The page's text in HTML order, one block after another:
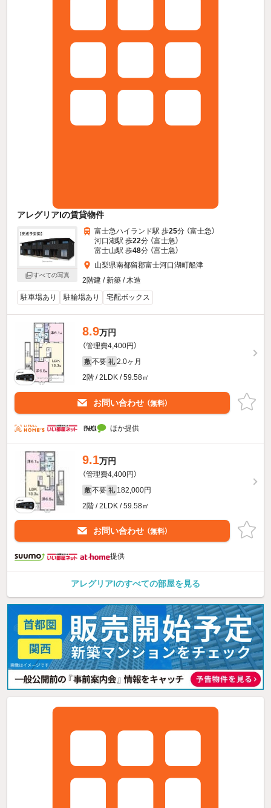
アレグリアIの賃貸物件
すべての写真
富士急ハイランド駅 歩25分 （富士急）
河口湖駅 歩22分 （富士急）
富士山駅 歩48分 （富士急）
山梨県南都留郡富士河口湖町船津
2階建 / 新築 / 木造
駐車場あり
駐輪場あり 宅配ボックス
8.9万円
（管理費4,400円）
敷 不要 礼 2.0ヶ月
2階 / 2LDK / 59.58㎡
お問い合わせ （無料）
ほか提供
9.1万円
（管理費4,400円）
敷 不要 礼 182,000円
2階 / 2LDK / 59.58㎡
お問い合わせ （無料）
提供
アレグリアIのすべての部屋を見る